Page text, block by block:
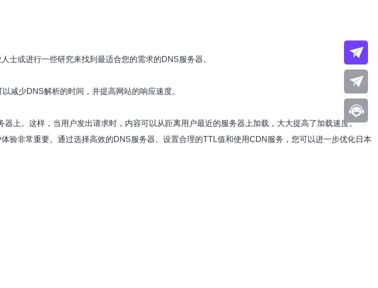
士或进行一些研究来找到最适合您的需求的DNS服务器。
减少DNS解析的时间，并提高网站的响应速度。
上。这样，当用户发出请求时，内容可以从距离用户最近的服务器上加载，大大提高了加载速度。
验非常重要。通过选择高效的DNS服务器、设置合理的TTL值和使用CDN服务，您可以进一步优化日本